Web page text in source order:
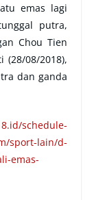
emas lagi
putra,
Chou Tien
08/2018),
dan ganda
schedule-
sport-lain/d-
emas-